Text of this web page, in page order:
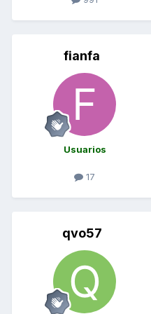
fianfa
Usuarios
17
qvo57